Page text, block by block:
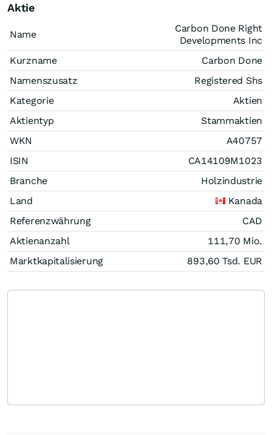
Aktie
Name
Carbon Done Right
Developments Inc
Kurzname
Carbon Done
Namenszusatz
Registered Shs
Kategorie
Aktien
Aktientyp
Stammaktien
WKN
A40757
ISIN
CA14109M1023
Branche
Holzindustrie
Land
Kanada
Referenzwährung
CAD
Aktienanzahl
111,70 Mio.
Marktkapitalisierung
893,60 Tsd. EUR